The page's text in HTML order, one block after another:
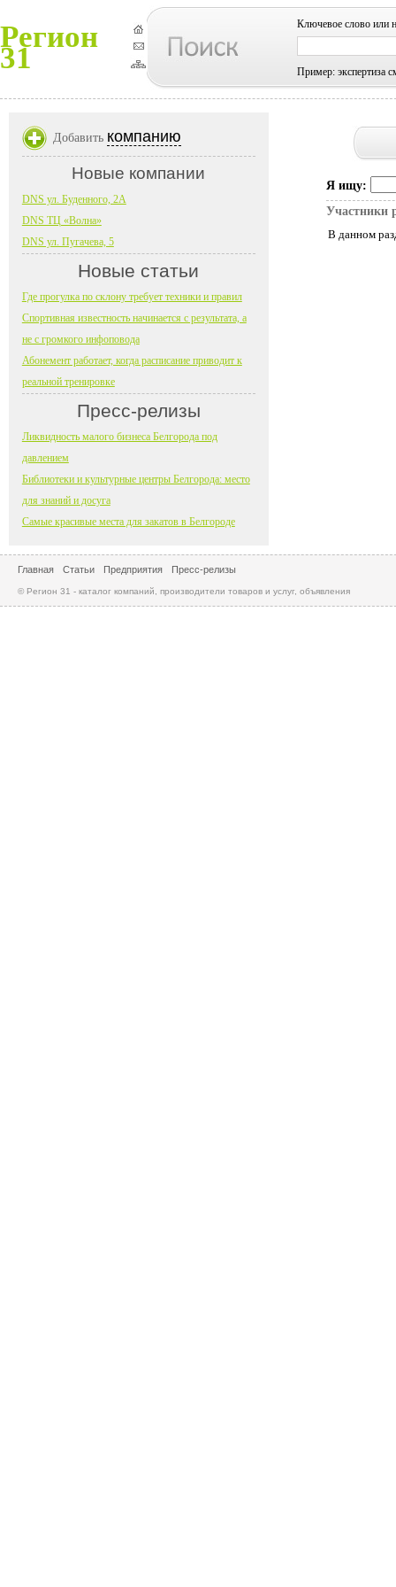
Регион
31
Ключевое слово или
Пример: экспертиза
Я ищу:
Участники
В данном
Добавить компанию
Новые компании
DNS ул. Буденного, 2А
DNS ТЦ «Волна»
DNS ул. Пугачева, 5
Новые статьи
Где прогулка по склону требует техники и правил
Спортивная известность начинается с результата, а
не с громкого инфоповода
Абонемент работает, когда расписание приводит к
реальной тренировке
Пресс-релизы
Ликвидность малого бизнеса Белгорода под
давлением
Библиотеки и культурные центры Белгорода: место
для знаний и досуга
Самые красивые места для закатов в Белгороде
Главная Статьи Предприятия Пресс-релизы
© Регион 31 - каталог компаний, производители товаров и услуг, объявления